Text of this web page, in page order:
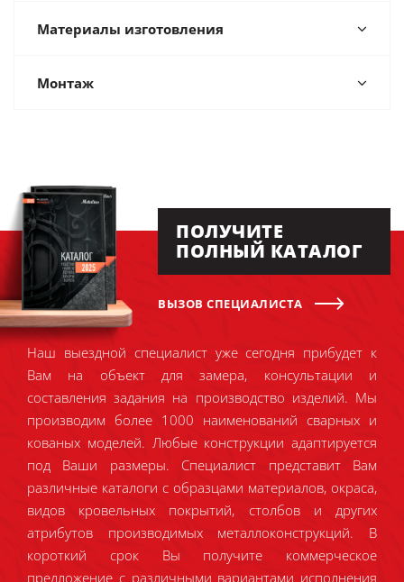
Материалы изготовления
Монтаж
ПОЛУЧИТЕ
ПОЛНЫЙ КАТАЛОГ
ВЫЗОВ СПЕЦИАЛИСТА
Наш выездной специалист уже сегодня прибудет к
Вам на объект для замера, консультации и
составления задания на производство изделий. Мы
производим более 1000 наименований сварных и
кованых моделей. Любые конструкции адаптируется
под Ваши размеры. Специалист представит Вам
различные каталоги с образцами материалов, окраса,
видов кровельных покрытий, столбов и других
атрибутов производимых металлоконструкций. В
короткий срок Вы получите коммерческое
предложение с различными вариантами исполнения